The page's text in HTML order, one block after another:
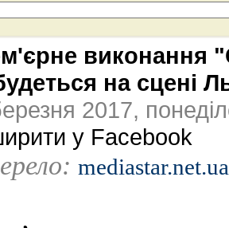
виконання
на сцені
2017,
у Facebook
mediastar.net.ua